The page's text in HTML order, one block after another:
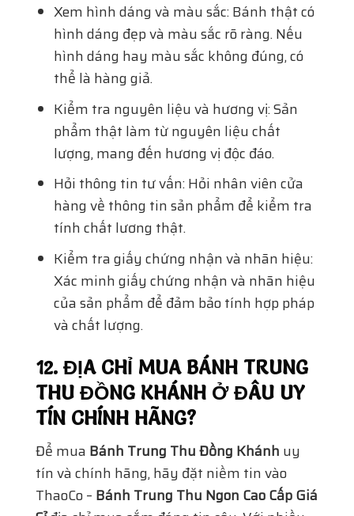
Xem hình dáng và màu sắc: Bánh thật có
hình dáng đẹp và màu sắc rõ ràng. Nếu
hình dáng hay màu sắc không đúng, có
thể là hàng giả.
Kiểm tra nguyên liệu và hương vị: Sản
phẩm thật làm từ nguyên liệu chất
lượng, mang đến hương vị độc đáo.
Hỏi thông tin tư vấn: Hỏi nhân viên cửa
hàng về thông tin sản phẩm để kiểm tra
tính chất lương thật.
Kiểm tra giấy chứng nhận và nhãn hiệu:
Xác minh giấy chứng nhận và nhãn hiệu
của sản phẩm để đảm bảo tính hợp pháp
và chất lượng.
12. ĐỊA CHỈ MUA BÁNH TRUNG
THU ĐỒNG KHÁNH Ở ĐÂU UY
TÍN CHÍNH HÃNG?
Để mua Bánh Trung Thu Đồng Khánh uy
tín và chính hãng, hãy đặt niềm tin vào
ThaoCo – Bánh Trung Thu Ngon Cao Cấp Giá